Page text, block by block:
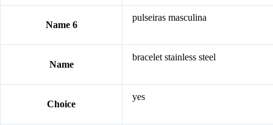
Name 6
pulseiras masculina
Name
bracelet stainless steel
Choice
yes